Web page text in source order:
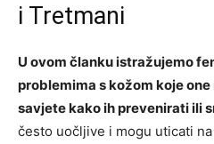
i Tretmani
U ovom članku istražujemo
problemima s kožom koje
savjete kako ih prevenirati ili
često uočljive i mogu uticati